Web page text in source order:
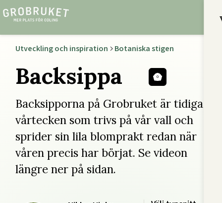
0
Utveckling och inspiration Botaniska stigen
Backsippa
Backsipporna på Grobruket är tidiga
vårtecken som trivs på vår vall och
sprider sin lila blomprakt redan när
våren precis har börjat. Se videon
längre ner på sidan.